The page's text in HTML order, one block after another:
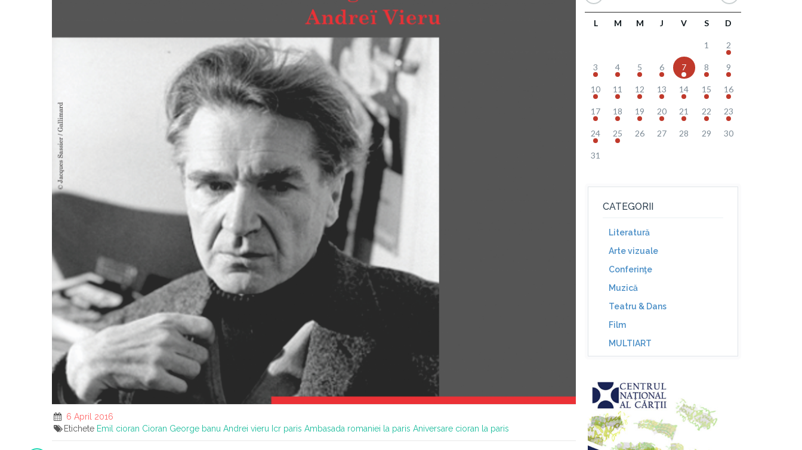
6 April 2016
Etichete Emil cioran Cioran George banu Andrei vieru Icr paris Ambasada romaniei la paris Aniversare cioran la paris
L M M J V S D
1 2
3 4 5 6 7 8 9
10 11 12 13 14 15 16
17 18 19 20 21 22 23
24 25 26 27 28 29 30
31
CATEGORII
Literatură
Arte vizuale
Conferinţe
Muzică
Teatru & Dans
Film
MULTIART